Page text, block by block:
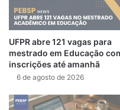
UFPR abre 121 vagas para
mestrado em Educação
inscrições até amanhã
6 de agosto de 2026